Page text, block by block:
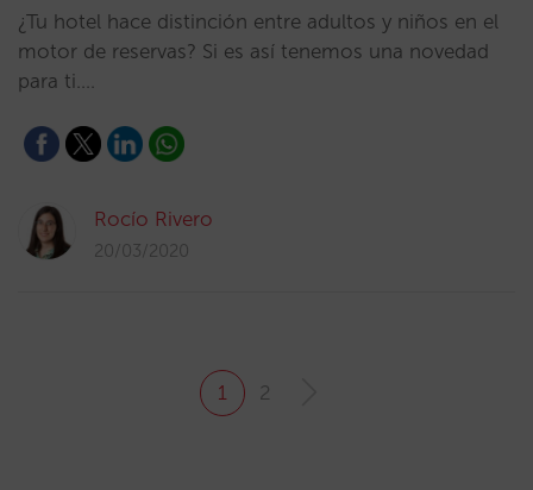
¿Tu hotel hace distinción entre adultos y niños en el
motor de reservas? Si es así tenemos una novedad
para ti.…
Rocío Rivero
20/03/2020
1 2